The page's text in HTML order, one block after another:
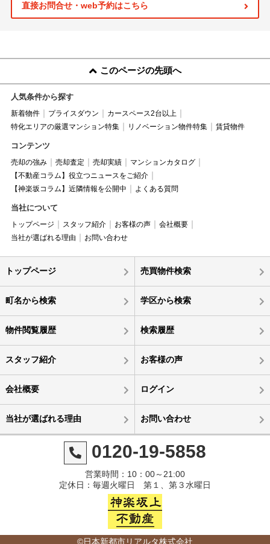
直接お問合せ・web予約はこちら
このページの先頭へ
人気条件から探す
新着物件 プライスダウン
カースペース2台以上
特化エリアの厳選マンション特集
リノベーション物件特集 賃貸物件
コンテンツ
売却の強み 売却査定 売却実績
マンションカタログ
【不動産コラム】役立つニュースをご紹介
【神楽坂コラム】近隣情報を公開中
よくある質問
当社について
トップページ スタッフ紹介 お客様の声
会社概要
当社が選ばれる理由
お問い合わせ
トップページ 売買物件検索
町名から検索 学区から検索
物件閲覧履歴 検索履歴
スタッフ紹介 お客様の声
会社概要 ログイン
当社が選ばれる理由 お問い合わせ
0120-19-5858
営業時間：10：00～21:00
定休日：毎週火曜日 第１、第３水曜日
©日本新都市リアルタ株式会社